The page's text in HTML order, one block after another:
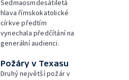
Sedmaosmdesátiletá
hlava římskokatolické
církve předtím
vynechala předčítání na
generální audienci.
Požáry v Texasu
Druhý největší požár v